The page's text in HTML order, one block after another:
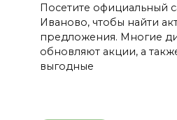
Посетите официальный
Иваново, чтобы найти
предложения. Многие
обновляют акции, а
выгодные